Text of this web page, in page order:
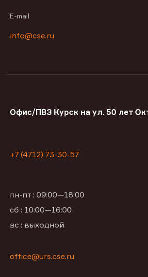
E-mail
info@cse.ru
Офис/ПВЗ Курск на ул. 50 лет
+7 (4712) 73-30-57
пн-пт : 09:00—18:00
сб : 10:00—16:00
вс : выходной
office@urs.cse.ru